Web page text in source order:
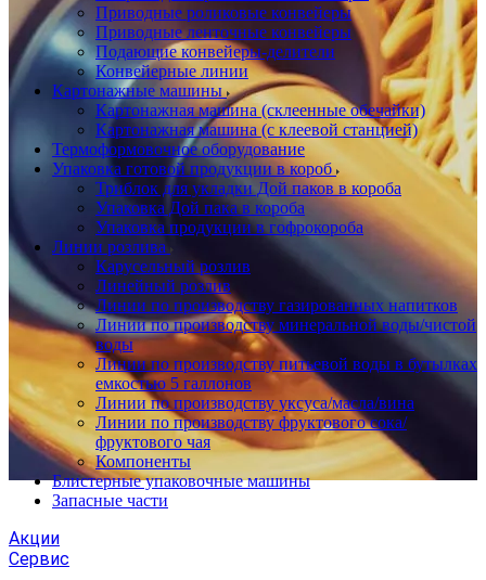
Приводные роликовые конвейеры
Приводные ленточные конвейеры
Подающие конвейеры-делители
Конвейерные линии
Картонажные машины
Картонажная машина (склеенные обечайки)
Картонажная машина (с клеевой станцией)
Термоформовочное оборудование
Упаковка готовой продукции в короб
Триблок для укладки Дой паков в короба
Упаковка Дой пака в короба
Упаковка продукции в гофрокороба
Линии розлива
Карусельный розлив
Линейный розлив
Линии по производству газированных напитков
Линии по производству минеральной воды/чистой
воды
Линии по производству питьевой воды в бутылках
емкостью 5 галлонов
Линии по производству уксуса/масла/вина
Линии по производству фруктового сока/
фруктового чая
Компоненты
Блистерные упаковочные машины
Запасные части
Акции
Сервис